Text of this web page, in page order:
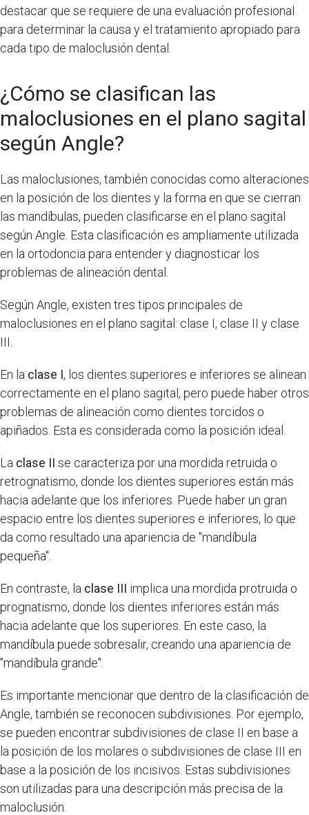
destacar que se requiere de una evaluación profesional
para determinar la causa y el tratamiento apropiado para
cada tipo de maloclusión dental.
¿Cómo se clasifican las
maloclusiones en el plano sagital
según Angle?
Las maloclusiones, también conocidas como alteraciones
en la posición de los dientes y la forma en que se cierran
las mandíbulas, pueden clasificarse en el plano sagital
según Angle. Esta clasificación es ampliamente utilizada
en la ortodoncia para entender y diagnosticar los
problemas de alineación dental.
Según Angle, existen tres tipos principales de
maloclusiones en el plano sagital: clase I, clase II y clase
III.
En la clase I, los dientes superiores e inferiores se alinean
correctamente en el plano sagital, pero puede haber otros
problemas de alineación como dientes torcidos o
apiñados. Esta es considerada como la posición ideal.
La clase II se caracteriza por una mordida retruida o
retrognatismo, donde los dientes superiores están más
hacia adelante que los inferiores. Puede haber un gran
espacio entre los dientes superiores e inferiores, lo que
da como resultado una apariencia de "mandíbula
pequeña".
En contraste, la clase III implica una mordida protruida o
prognatismo, donde los dientes inferiores están más
hacia adelante que los superiores. En este caso, la
mandíbula puede sobresalir, creando una apariencia de
"mandíbula grande".
Es importante mencionar que dentro de la clasificación de
Angle, también se reconocen subdivisiones. Por ejemplo,
se pueden encontrar subdivisiones de clase II en base a
la posición de los molares o subdivisiones de clase III en
base a la posición de los incisivos. Estas subdivisiones
son utilizadas para una descripción más precisa de la
maloclusión.